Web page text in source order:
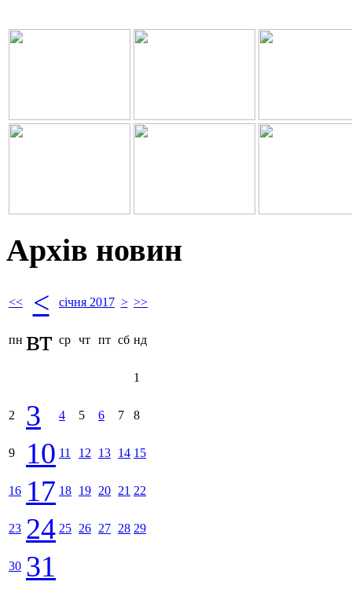
Архів новин
<< < січня 2017 > >>
пн вт ср чт пт сб нд
1
2 3 4 5 6 7 8
9 10 11 12 13 14 15
16 17 18 19 20 21 22
23 24 25 26 27 28 29
30 31